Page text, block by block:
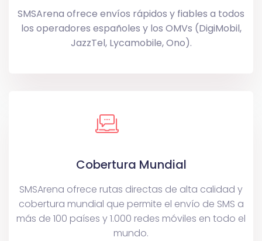
SMSArena ofrece envíos rápidos y fiables a todos
los operadores españoles y los OMVs (DigiMobil,
JazzTel, Lycamobile, Ono).
Cobertura Mundial
SMSArena ofrece rutas directas de alta calidad y
cobertura mundial que permite el envío de SMS a
más de 100 países y 1.000 redes móviles en todo el
mundo.